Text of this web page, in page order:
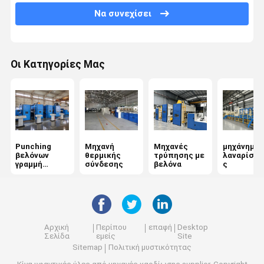
Μηχανή σχηματισμού ιστού
Μηχανή σιδέρωσης με καλάντη
Άνεμος μηχανή
Μηχανή τελικής επεξεργασίας υφασμάτων
Μηχανή μη υφαντικής χημικής σύνδεσης
Να συνεχίσει
Οι Κατηγορίες Μας
Punching
βελόνων
γραμμή
Μηχανή
θερμικής
σύνδεσης
Μηχανές
τρύπησης με
βελόνα
μηχάνημα
ς
Αρχική
Σελίδα
Περίπου
εμείς
επαφή
Desktop
Site
Sitemap
Πολιτική μυστικότητας